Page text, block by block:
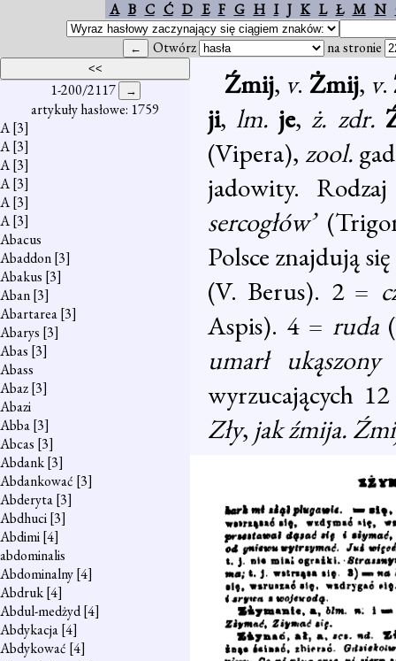
A B C Ć D E F G H I J K L Ł M N
Otwórz na stronie
1-200/2117
artykuły hasłowe: 1759
A[3]
A[3]
A[3]
A[3]
A[3]
A[3]
Abacus
Abaddon[3]
Abakus [3]
Aban[3]
Abartarea[3]
Abarys [3]
Abas [3]
Abass
Abaz[3]
Abazi
Abba[3]
Abcas [3]
Abdank[3]
Abdankować [3]
Abderyta[3]
Abdhuci[3]
Abdimi[4]
abdominalis
Abdominalny[4]
Abdruk[4]
Abdul-medżyd[4]
Abdykacja[4]
Abdykować [4]
Źmij, v. Żmij, v.
ji,lm. je, ż. zdr.
(Vipera), zool.
jadowity.
sercogłów’
Polsce znajdują
(V. Berus). 2 =
Aspis). 4 = ruda
umarł
wyrzucających
Zły, jak źmija.